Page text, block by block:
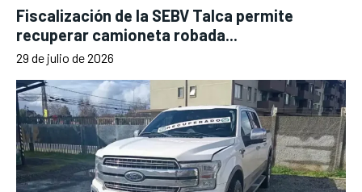
Fiscalización de la SEBV Talca permite
recuperar camioneta robada...
29 de julio de 2026